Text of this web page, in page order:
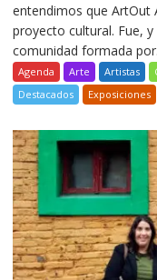
entendimos que ArtOut
proyecto cultural. Fue,
comunidad formada
Agenda Arte Artistas
Destacados
Exposiciones